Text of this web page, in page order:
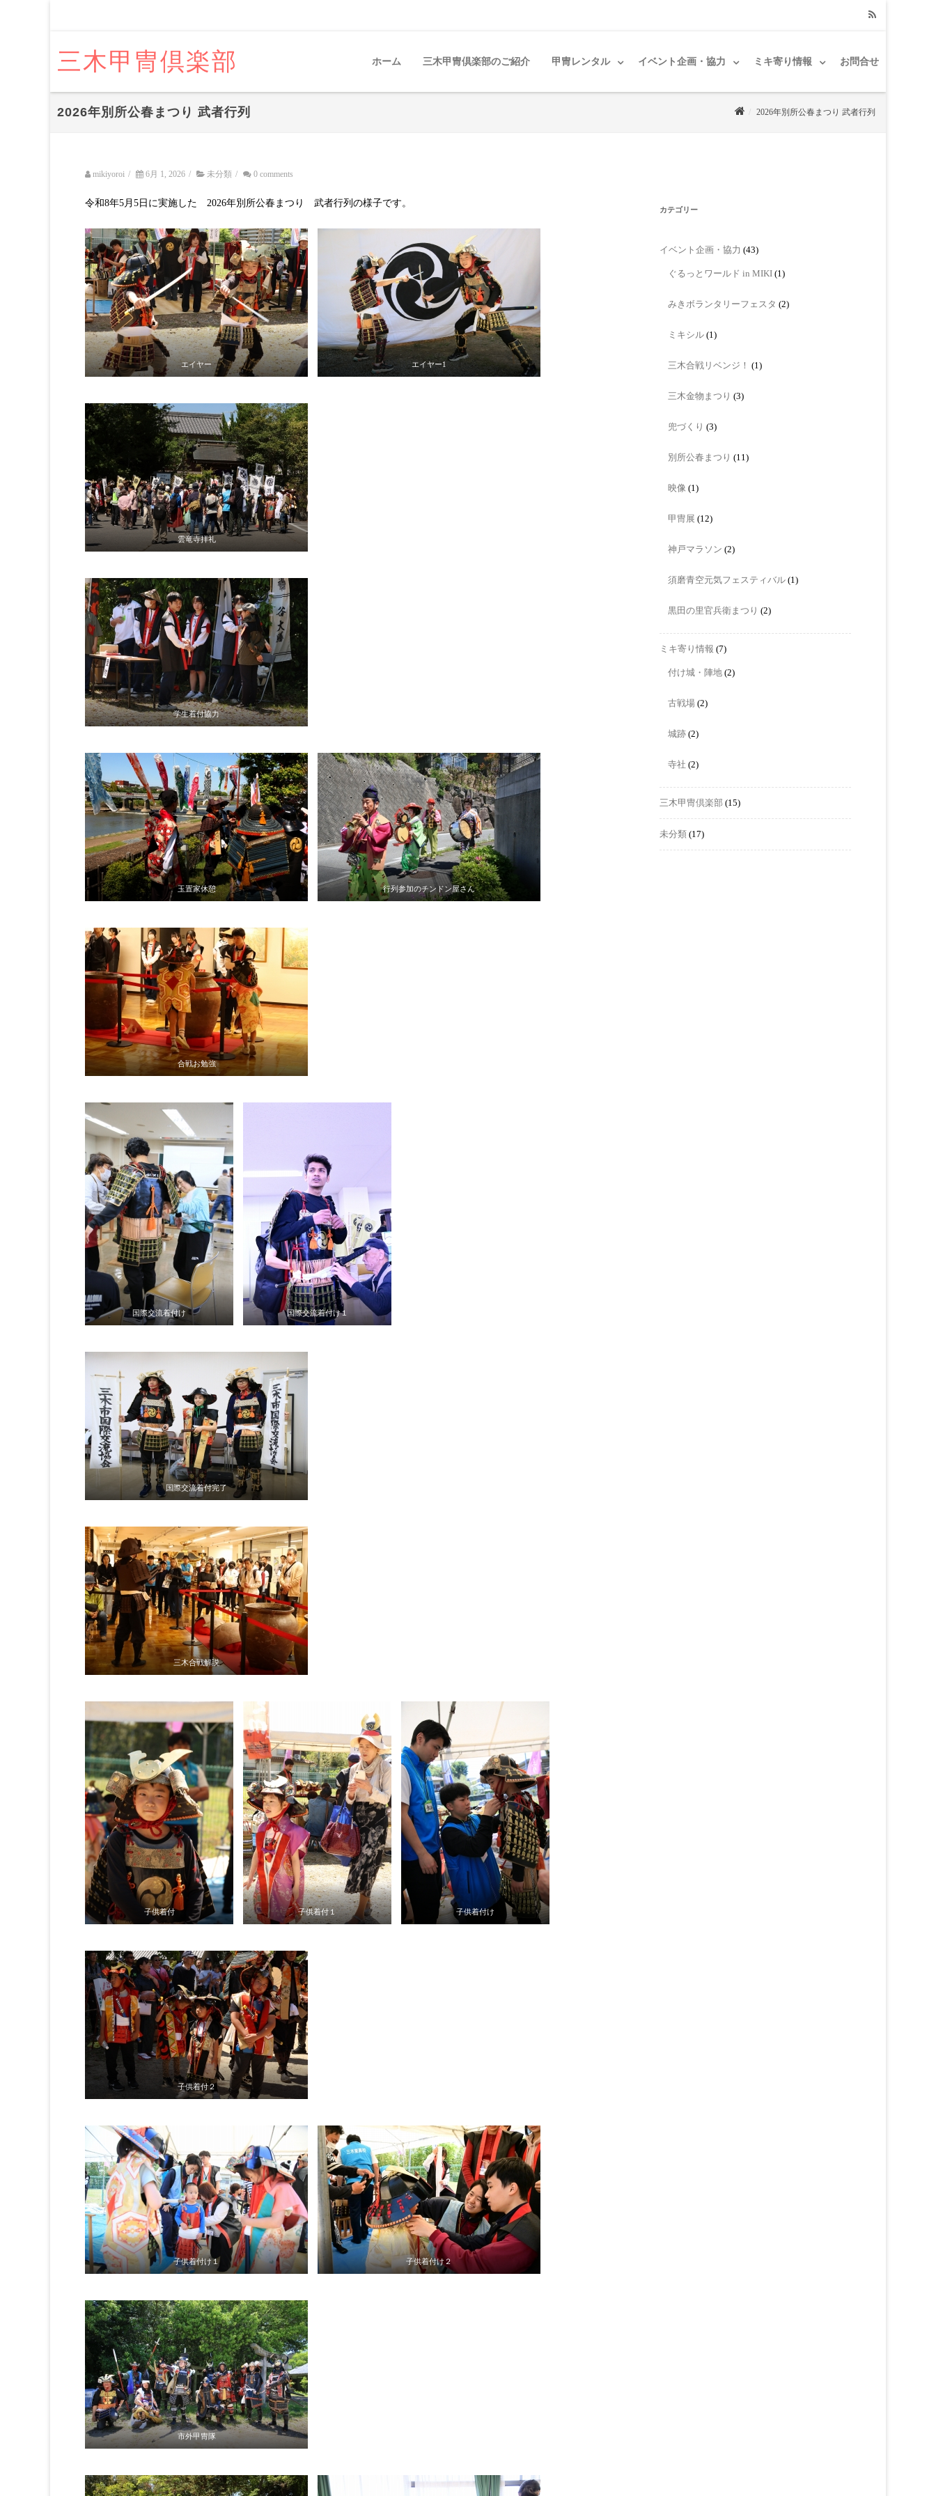
三木甲冑倶楽部 ホーム 三木甲冑倶楽部のご紹介 甲冑レンタル イベント企画・協力 ミキ寄り情報 お問合せ
2026年別所公春まつり 武者行列 2026年別所公春まつり 武者行列
mikiyoroi / 6月 1, 2026 / 未分類 / 0 comments
令和8年5月5日に実施した 2026年別所公春まつり 武者行列の様子です。
エイヤー エイヤー1
雲竜寺拝礼
学生着付協力
玉置家休憩 行列参加のチンドン屋さん
合戦お勉強
国際交流着付け 国際交流着付け１
国際交流着付完了
三木合戦解説
子供着付 子供着付１ 子供着付け
子供着付２
子供着付け１ 子供着付け２
市外甲冑隊
カテゴリー
イベント企画・協力 (43)
ぐるっとワールド in MIKI (1)
みきボランタリーフェスタ (2)
ミキシル (1)
三木合戦リベンジ！ (1)
三木金物まつり (3)
兜づくり (3)
別所公春まつり (11)
映像 (1)
甲冑展 (12)
神戸マラソン (2)
須磨青空元気フェスティバル (1)
黒田の里官兵衛まつり (2)
ミキ寄り情報 (7)
付け城・陣地 (2)
古戦場 (2)
城跡 (2)
寺社 (2)
三木甲冑倶楽部 (15)
未分類 (17)